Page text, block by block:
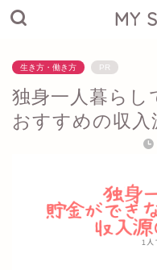
MY
生き方・働き方 PR
独身一人暮らし
おすすめの収入